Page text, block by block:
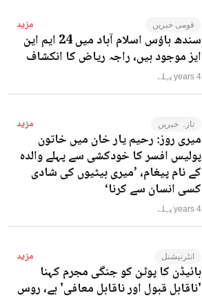
قومی خبریں مزید
سندھ ہاؤس اسلام آباد میں 24 ایم این
ایز موجود ہیں، راجہ ریاض کا انکشاف
4 years پہلے
تازہ خبریں مزید
میری روز: رحیم یار خان میں خاتون
پولیس افسر کا خودکشی سے پہلے والدہ
کے نام پیغام، ’میری بیٹیوں کی شادی
کسی انسان سے کرنا‘
4 years پہلے
انٹرنیشنل مزید
بائیڈن کا پوٹن کو جنگی مجرم کہنا
'ناقابل قبول اور ناقابل معافی' ہے، روس